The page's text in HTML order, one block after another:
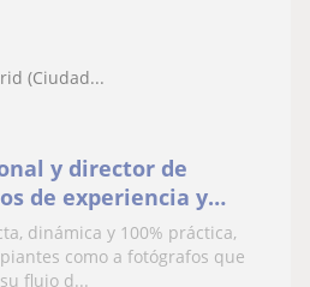
(Ciudad...
y director de
de experiencia y
dinámica y 100% práctica,
como a fotógrafos que
flujo d...